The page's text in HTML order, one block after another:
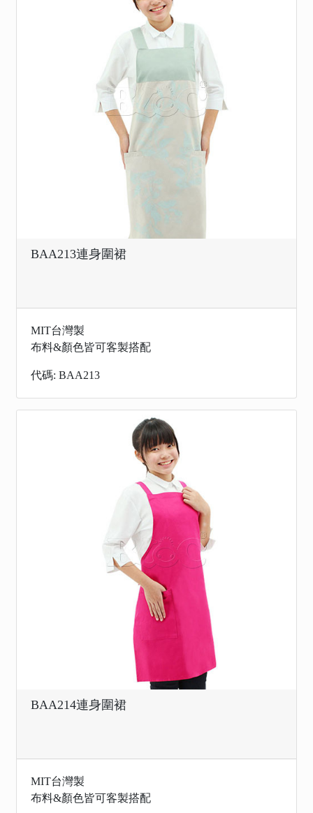
BAA213連身圍裙
MIT台灣製
布料&顏色皆可客製搭配
代碼: BAA213
BAA214連身圍裙
MIT台灣製
布料&顏色皆可客製搭配